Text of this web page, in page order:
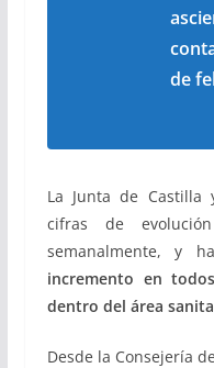
de
La Junta de Castilla
cifras de
semanalmente, y
incremento en
dentro del área
Desde la Consejería